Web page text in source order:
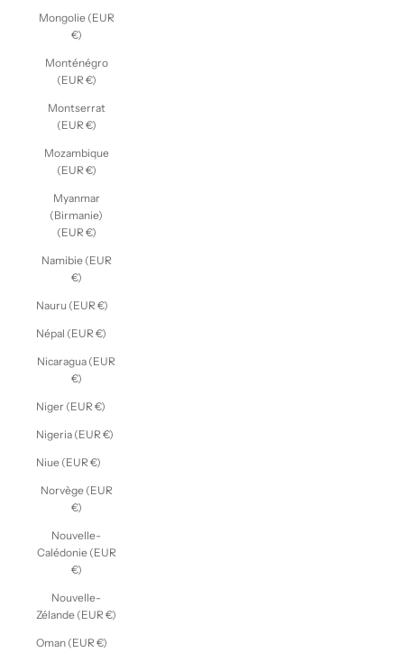
Mongolie (EUR
€)
Monténégro
(EUR €)
Montserrat
(EUR €)
Mozambique
(EUR €)
Myanmar
(Birmanie)
(EUR €)
Namibie (EUR
€)
Nauru (EUR €)
Népal (EUR €)
Nicaragua (EUR
€)
Niger (EUR €)
Nigeria (EUR €)
Niue (EUR €)
Norvège (EUR
€)
Nouvelle-
Calédonie (EUR
€)
Nouvelle-
Zélande (EUR €)
Oman (EUR €)